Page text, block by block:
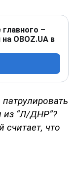
–
OBOZ.UA в
из “Л/ДНР”?
считает, что